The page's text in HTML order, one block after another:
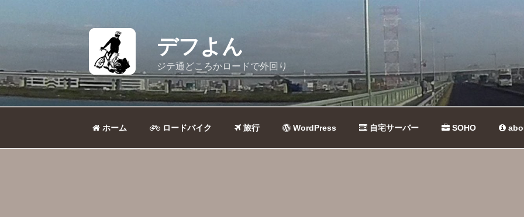
へ
ス
キ
デフよん
ジテ通どころかロードで外回り
ホーム ロードバイク 旅行 WordPress 自宅サーバー SOHO